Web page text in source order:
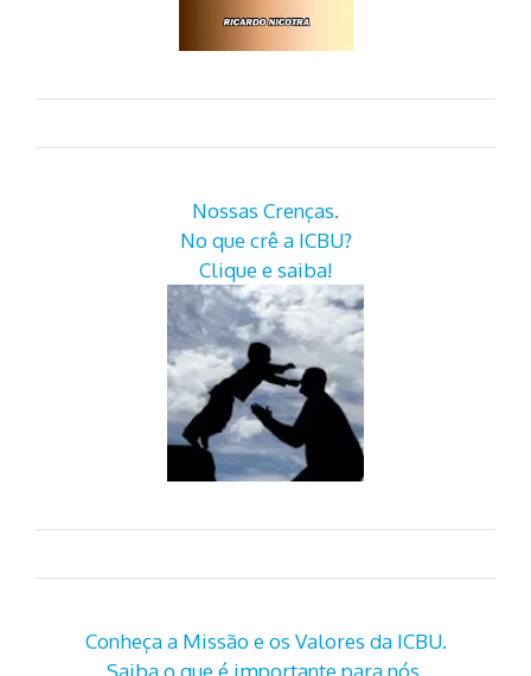
Nossas Crenças.
No que crê a ICBU?
Clique e saiba!
Conheça a Missão e os Valores da ICBU.
Saiba o que é importante para nós.